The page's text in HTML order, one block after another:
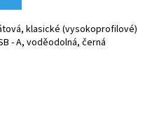
klasické (vysokoprofilové)
- A, voděodolná, černá